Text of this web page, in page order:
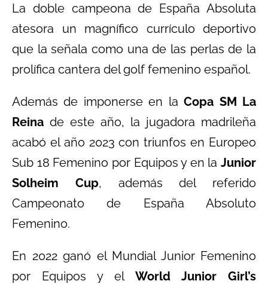
La doble campeona de España Absoluta
atesora un magnífico currículo deportivo
que la señala como una de las perlas de la
prolífica cantera del golf femenino español.
Además de imponerse en la Copa SM La
Reina de este año, la jugadora madrileña
acabó el año 2023 con triunfos en Europeo
Sub 18 Femenino por Equipos y en la Junior
Solheim Cup, además del referido
Campeonato de España Absoluto
Femenino.
En 2022 ganó el Mundial Junior Femenino
por Equipos y el World Junior Girl’s